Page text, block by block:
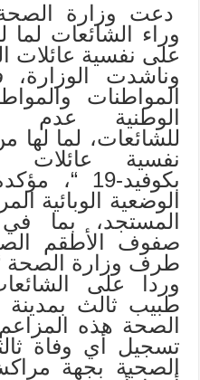
دعت وزارة
وراء الشائعات لما
على نفسية عائلات
وناشدت الوزارة،
المواطنات
الوطنية عدم
للشائعات، لما لها
نفسية عائلات
بكوفيد-
الوضعية الوبائية
المستجد، بما
صفوف الأطقم
طرف وزارة الصحة
وردا على
طبيب ثالث
الصحة هذه
تسجيل أي وفاة
الصحية بجهة